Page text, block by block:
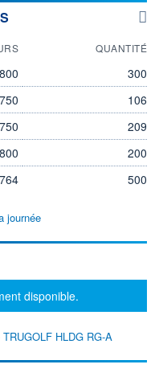
QUANTITÉ
300
106
209
200
500
journée
disponible.
HLDG RG-A